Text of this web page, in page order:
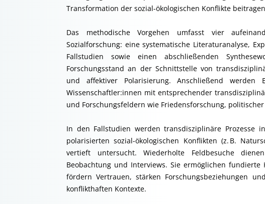
Transformation der sozial-ökologischen Konflikte
Das methodische Vorgehen umfasst vier
Sozialforschung: eine systematische Literaturanalyse,
Fallstudien sowie einen abschließenden
Forschungsstand an der Schnittstelle von
und affektiver Polarisierung. Anschließend werden
Wissenschaftler:innen mit entsprechender
und Forschungsfeldern wie Friedensforschung,
In den Fallstudien werden transdisziplinäre Prozesse
polarisierten sozial-ökologischen Konflikten (z. B.
vertieft untersucht. Wiederholte Feldbesuche
Beobachtung und Interviews. Sie ermöglichen fundierte
fördern Vertrauen, stärken Forschungsbeziehungen
konflikthaften Kontexte.